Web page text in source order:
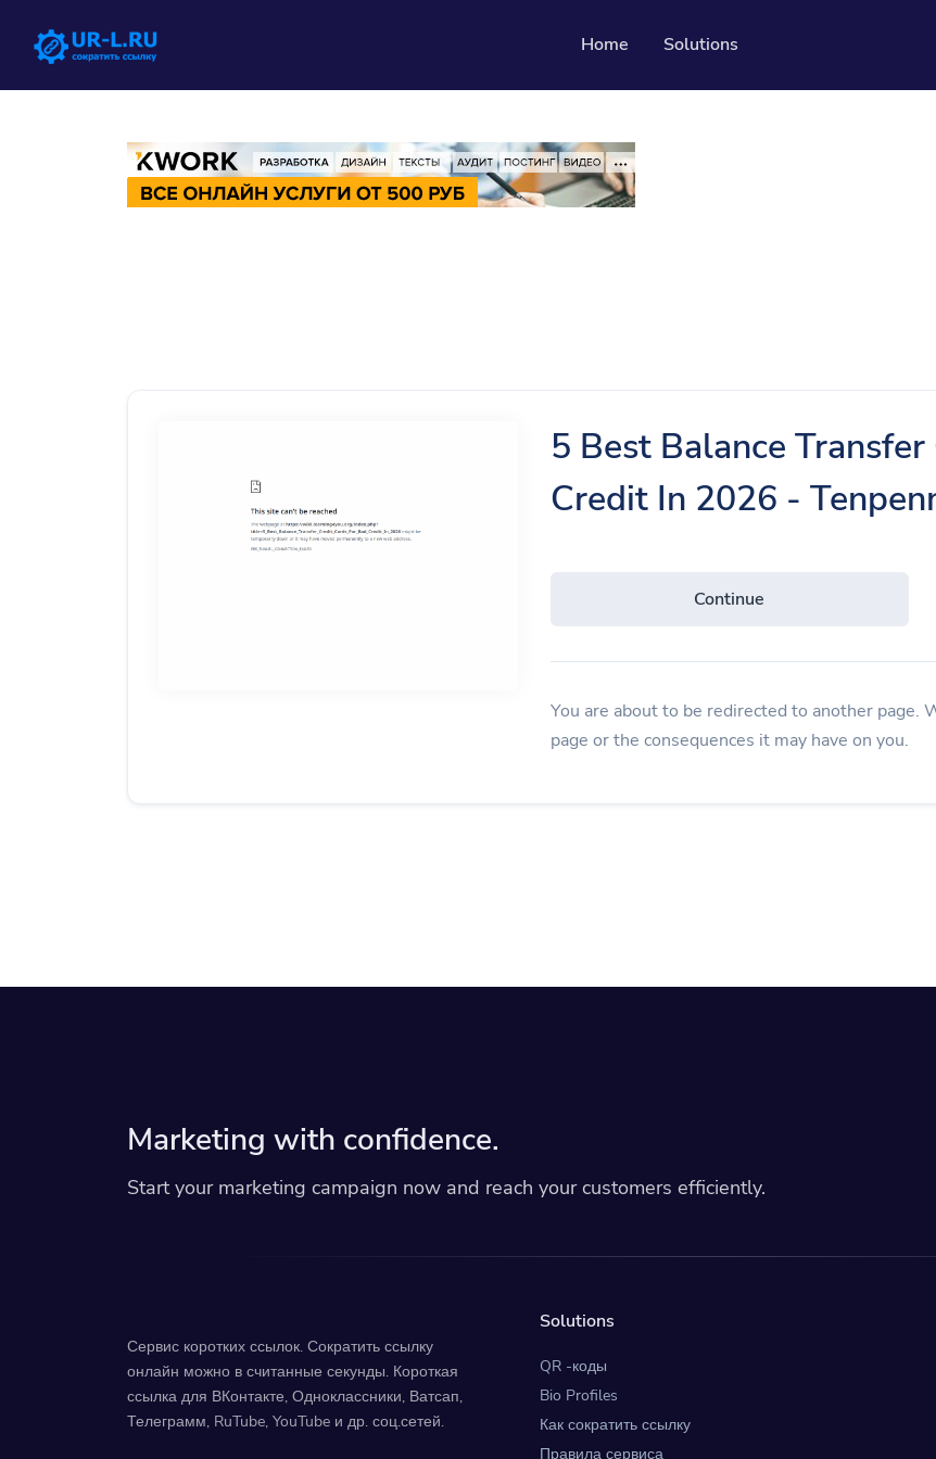
Home Solutions
QR -коды
Customizable & trackable QR codes
5 Best Balance
Credit In 2026 -
Continue
You are about to be redirected to another
page or the consequences it may have on you.
Marketing with confidence.
Start your marketing campaign now and reach your customers efficiently.
Сервис коротких ссылок. Сократить ссылку
онлайн можно в считанные секунды. Короткая
ссылка для ВКонтакте, Одноклассники, Ватсап,
Телеграмм, RuTube, YouTube и др. соц.сетей.
Solutions
QR -коды
Bio Profiles
Как сократить ссылку
Правила сервиса